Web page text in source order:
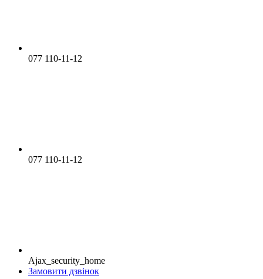
077 110-11-12
077 110-11-12
Ajax_security_home
Замовити дзвінок